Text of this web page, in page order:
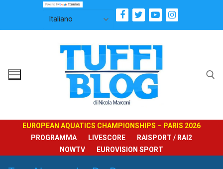
contenuto
EUROPEAN AQUATICS CHAMPIONSHIPS – PARIS 2026
PROGRAMMA
LIVESCORE
RAISPORT / RAI2
NOWTV
EUROVISION SPORT